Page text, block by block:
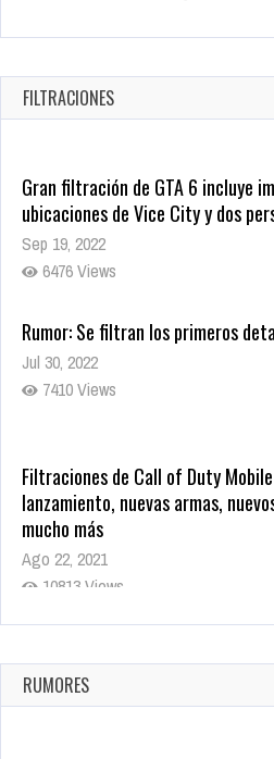
Warner Bros. lleva a las tiendas
Oct 17, 2025
1429 Views
FILTRACIONES
Gran filtración de GTA 6 incluye
ubicaciones de Vice City y dos
Sep 19, 2022
6476 Views
Rumor: Se filtran los primeros
Jul 30, 2022
7410 Views
Filtraciones de Call of Duty
lanzamiento, nuevas armas,
mucho más
Ago 22, 2021
10813 Views
La configuración de Call of Duty
Ago 8, 2021
9995 Views
RUMORES